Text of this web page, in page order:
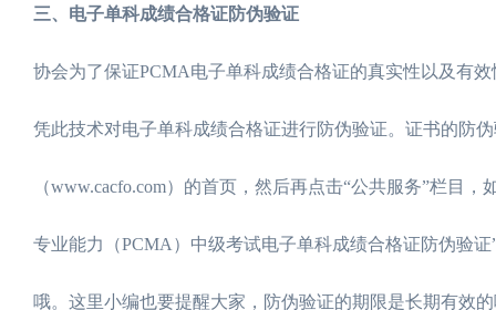
三、电子单科成绩合格证防伪验证
协会为了保证PCMA电子单科成绩合格证的真实性以及有
凭此技术对电子单科成绩合格证进行防伪验证。证书的防
（www.cacfo.com）的首页，然后再点击“公共服务”栏目
专业能力（PCMA）中级考试电子单科成绩合格证防伪验
哦。这里小编也要提醒大家，防伪验证的期限是长期有效